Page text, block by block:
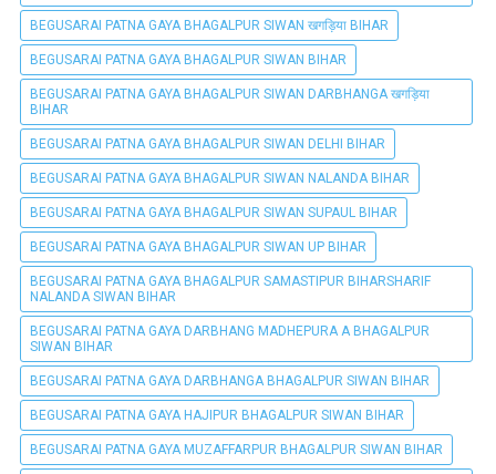
BEGUSARAI PATNA GAYA BHAGALPUR SIWAN खगड़िया BIHAR
BEGUSARAI PATNA GAYA BHAGALPUR SIWAN BIHAR
BEGUSARAI PATNA GAYA BHAGALPUR SIWAN DARBHANGA खगड़िया
BIHAR
BEGUSARAI PATNA GAYA BHAGALPUR SIWAN DELHI BIHAR
BEGUSARAI PATNA GAYA BHAGALPUR SIWAN NALANDA BIHAR
BEGUSARAI PATNA GAYA BHAGALPUR SIWAN SUPAUL BIHAR
BEGUSARAI PATNA GAYA BHAGALPUR SIWAN UP BIHAR
BEGUSARAI PATNA GAYA BHAGALPUR SAMASTIPUR BIHARSHARIF
NALANDA SIWAN BIHAR
BEGUSARAI PATNA GAYA DARBHANG MADHEPURA A BHAGALPUR
SIWAN BIHAR
BEGUSARAI PATNA GAYA DARBHANGA BHAGALPUR SIWAN BIHAR
BEGUSARAI PATNA GAYA HAJIPUR BHAGALPUR SIWAN BIHAR
BEGUSARAI PATNA GAYA MUZAFFARPUR BHAGALPUR SIWAN BIHAR